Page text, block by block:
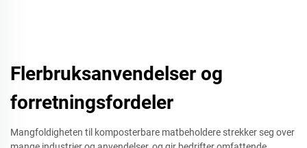
Flerbruksanvendelser og
forretningsfordeler
Mangfoldigheten til komposterbare matbeholdere strekker seg over